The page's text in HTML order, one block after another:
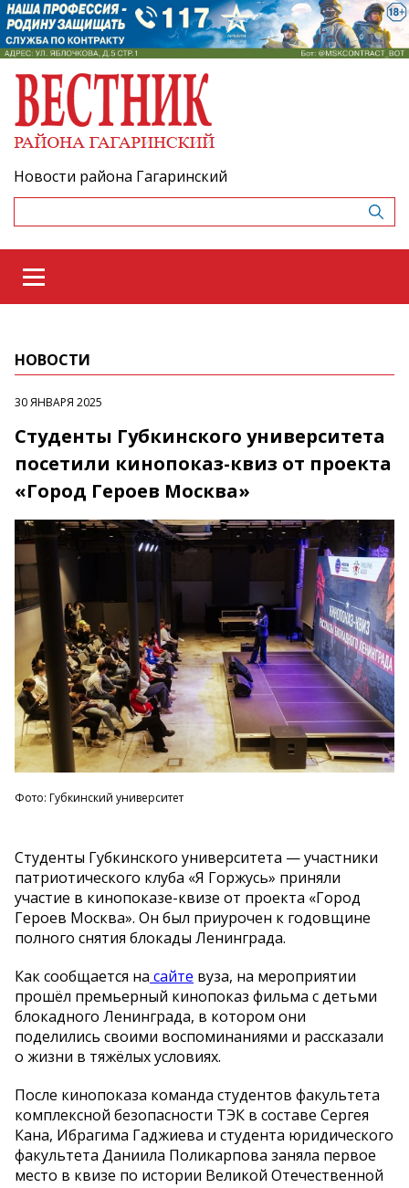
Новости района Гагаринский
НОВОСТИ
30 ЯНВАРЯ 2025
Студенты Губкинского университета
посетили кинопоказ-квиз от проекта
«Город Героев Москва»
Фото: Губкинский университет
Студенты Губкинского университета — участники
патриотического клуба «Я Горжусь» приняли
участие в кинопоказе-квизе от проекта «Город
Героев Москва». Он был приурочен к годовщине
полного снятия блокады Ленинграда.
Как сообщается на сайте вуза, на мероприятии
прошёл премьерный кинопоказ фильма с детьми
блокадного Ленинграда, в котором они
поделились своими воспоминаниями и рассказали
о жизни в тяжёлых условиях.
После кинопоказа команда студентов факультета
комплексной безопасности ТЭК в составе Сергея
Кана, Ибрагима Гаджиева и студента юридического
факультета Даниила Поликарпова заняла первое
место в квизе по истории Великой Отечественной